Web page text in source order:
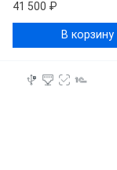
41 500 ₽
В корзину